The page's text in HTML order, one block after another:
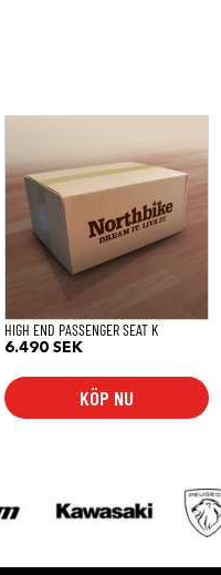
HIGH END PASSENGER SEAT K
6.490SEK
KÖP NU